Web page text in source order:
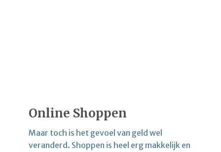
Online Shoppen
Maar toch is het gevoel van geld wel
veranderd. Shoppen is heel erg makkelijk en